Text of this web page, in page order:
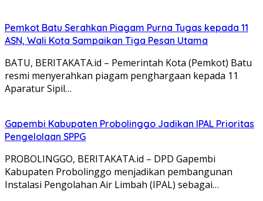
Pemkot Batu Serahkan Piagam Purna Tugas kepada 11
ASN, Wali Kota Sampaikan Tiga Pesan Utama
BATU, BERITAKATA.id – Pemerintah Kota (Pemkot) Batu
resmi menyerahkan piagam penghargaan kepada 11
Aparatur Sipil…
Gapembi Kabupaten Probolinggo Jadikan IPAL Prioritas
Pengelolaan SPPG
PROBOLINGGO, BERITAKATA.id – DPD Gapembi
Kabupaten Probolinggo menjadikan pembangunan
Instalasi Pengolahan Air Limbah (IPAL) sebagai…